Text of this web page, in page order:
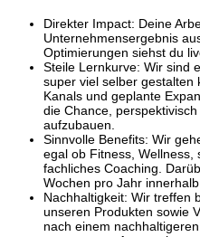
Direkter Impact: Deine
Unternehmensergebnis
Optimierungen siehst du
Steile Lernkurve: Wir sind
super viel selber gestalten
Kanals und geplante
die Chance,
aufzubauen.
Sinnvolle Benefits: Wir
egal ob Fitness, Wellness,
fachliches Coaching.
Wochen pro Jahr
Nachhaltigkeit: Wir treffen
unseren Produkten sowie
nach einem